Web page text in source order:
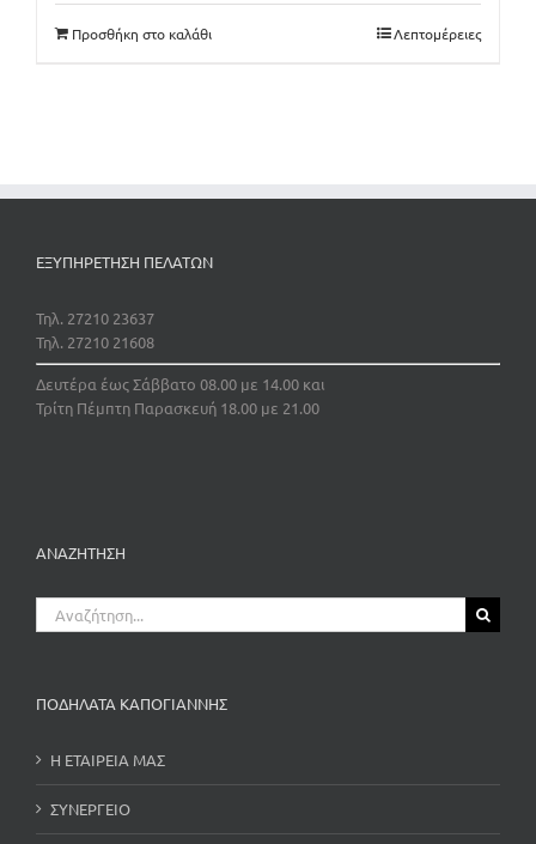
360€.είναι:
330€.
Προσθήκη στο καλάθι Λεπτομέρειες
ΕΞΥΠΗΡΕΤΗΣΗ ΠΕΛΑΤΩΝ
Τηλ. 27210 23637
Τηλ. 27210 21608
Δευτέρα έως Σάββατο 08.00 με 14.00 και
Τρίτη Πέμπτη Παρασκευή 18.00 με 21.00
ΑΝΑΖΗΤΗΣΗ
Αναζήτηση
για:
ΠΟΔΗΛΑΤΑ ΚΑΠΟΓΙΑΝΝΗΣ
Η ΕΤΑΙΡΕΙΑ ΜΑΣ
ΣΥΝΕΡΓΕΙΟ